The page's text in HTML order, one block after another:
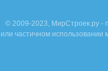
© 2009-2023, МирСтроек.ру -
частичном использовании